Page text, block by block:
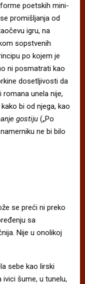
poetskih mini-
promišljanja od
igru, na
sopstvenih
po kojem je
ni posmatrati kao
dosetljivosti da
unela nije,
bi od njega, kao
gostiju („Po
ne bi bilo
se preći ni preko
sa
Nije u onolikoj
sebe kao lirski
ivici šume, u tunelu,